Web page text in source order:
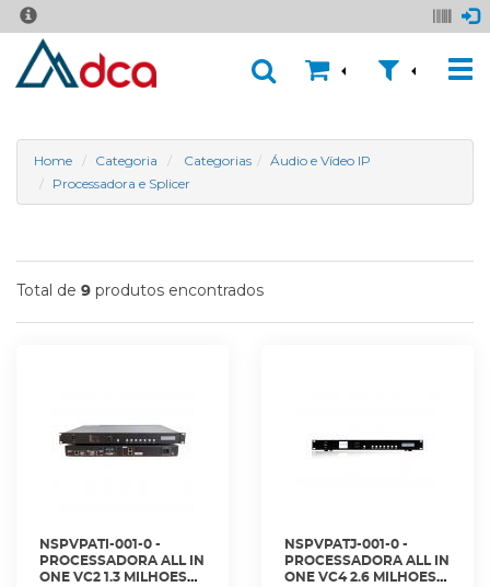
Home Categoria Categorias
Áudio e Vídeo IP
Processadora e Splicer
Total de 9 produtos encontrados
NSPVPATI-001-0 -
PROCESSADORA ALL IN
ONE VC2 1.3 MILHOES
NSPVPATJ-001-0 -
PROCESSADORA ALL IN
ONE VC4 2.6 MILHOES